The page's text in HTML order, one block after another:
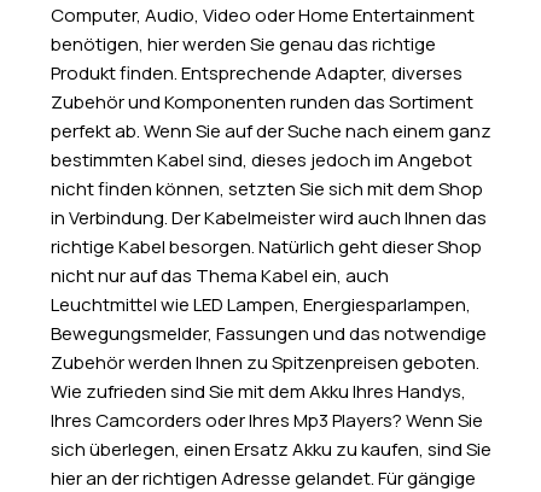
Computer, Audio, Video oder Home Entertainment
benötigen, hier werden Sie genau das richtige
Produkt finden. Entsprechende Adapter, diverses
Zubehör und Komponenten runden das Sortiment
perfekt ab. Wenn Sie auf der Suche nach einem ganz
bestimmten Kabel sind, dieses jedoch im Angebot
nicht finden können, setzten Sie sich mit dem Shop
in Verbindung. Der Kabelmeister wird auch Ihnen das
richtige Kabel besorgen. Natürlich geht dieser Shop
nicht nur auf das Thema Kabel ein, auch
Leuchtmittel wie LED Lampen, Energiesparlampen,
Bewegungsmelder, Fassungen und das notwendige
Zubehör werden Ihnen zu Spitzenpreisen geboten.
Wie zufrieden sind Sie mit dem Akku Ihres Handys,
Ihres Camcorders oder Ihres Mp3 Players? Wenn Sie
sich überlegen, einen Ersatz Akku zu kaufen, sind Sie
hier an der richtigen Adresse gelandet. Für gängige